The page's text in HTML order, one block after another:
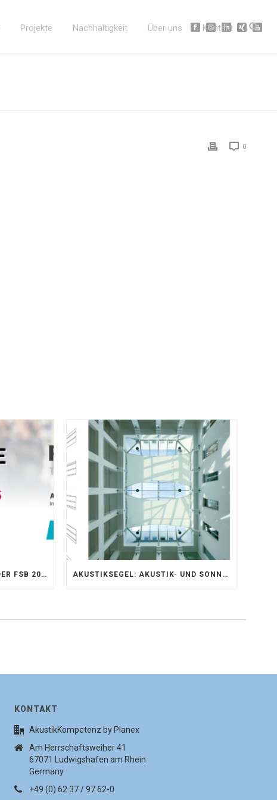
Projekte Nachhaltigkeit Über uns Kontakt
0
AKUSTIKKOMPETENZ AUF DER FSB 2025 – AKUSTIKELEMENTE FÜR DIE LEBENSRÄUME VON MORGEN AKUSTIKSEGEL: AKUSTIK- UND SONNENSCHUTZOPTIMIERUNG IM ATRIUM DER UNIVERSITÄT BONN
KONTAKT
AkustikKompetenz by Planex
Am Herrschaftsweiher 41
67071 Ludwigshafen am Rhein
Germany
+49 (0) 62 37 / 97 62-0